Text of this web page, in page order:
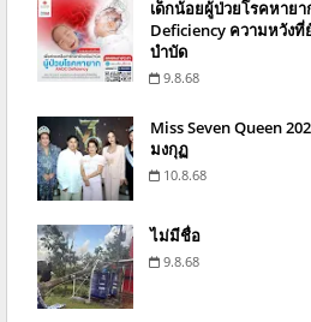
เด็กน้อยผู้ป่วยโรคหาย
Deficiency ความหวัง
บำบัด
9.8.68
Miss Seven Queen
มงกุฏ
10.8.68
ไม่มีชื่อ
9.8.68